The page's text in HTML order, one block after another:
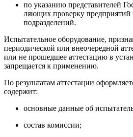
по указанию представителей
ляющих проверку
подразделе­ний.
Испытательное оборудование,
периодической или внеочередной
или не про­шедшее аттестацию в
запрещается к приме­нению.
По результатам аттестации
содержит:
основные данные об
состав комиссии;